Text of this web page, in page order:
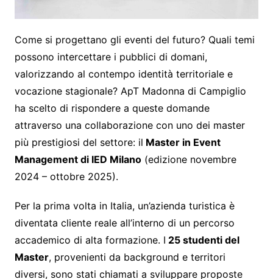
Come si progettano gli eventi del futuro? Quali temi
possono intercettare i pubblici di domani,
valorizzando al contempo identità territoriale e
vocazione stagionale? ApT Madonna di Campiglio
ha scelto di rispondere a queste domande
attraverso una collaborazione con uno dei master
più prestigiosi del settore: il Master in Event
Management di IED Milano(edizione novembre
2024 – ottobre 2025).
Per la prima volta in Italia, un’azienda turistica è
diventata cliente reale all’interno di un percorso
accademico di alta formazione. I 25 studenti del
Master, provenienti da background e territori
diversi, sono stati chiamati a sviluppare proposte